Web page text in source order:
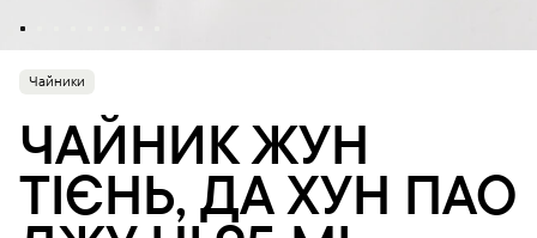
Чайники
ЧАЙНИК ЖУН
ТІЄНЬ, ДА ХУН ПАО